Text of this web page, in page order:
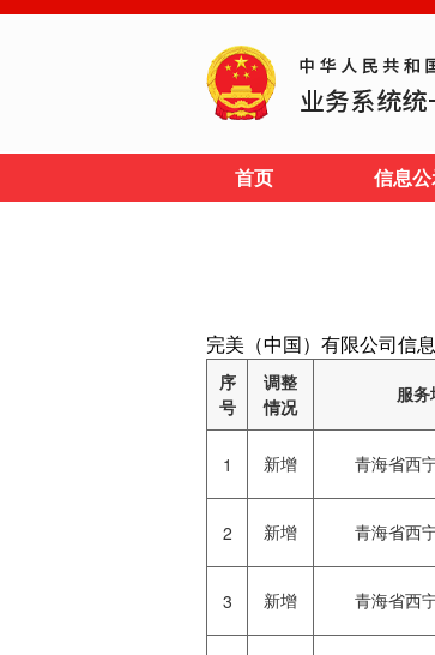
首页 信息
完美（中国）有限公司信
序
号
调整
情况
服
1 新增 青海省西
2 新增 青海省西
3 新增 青海省西